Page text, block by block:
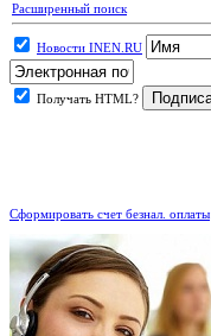
Расширенный поиск
Новости INEN.RU
Получать HTML?
Сформировать счет безнал. оплаты